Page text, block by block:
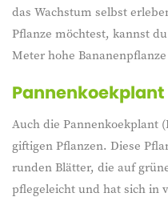
das Wachstum selbst
Pflanze möchtest, kannst
Meter hohe
Auch die Pannenkoekplant
giftigen Pflanzen. Diese
runden Blätter, die auf
pflegeleicht und hat sich in